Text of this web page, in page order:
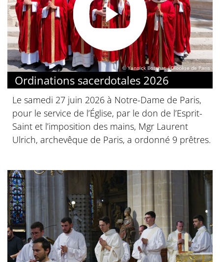
© Yannick Boschat / Diocèse de Paris
Ordinations sacerdotales 2026
Le samedi 27 juin 2026 à Notre-Dame de Paris,
pour le service de l’Église, par le don de l’Esprit-
Saint et l’imposition des mains, Mgr Laurent
Ulrich, archevêque de Paris, a ordonné 9 prêtres.